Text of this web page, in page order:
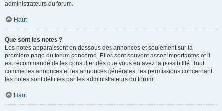
administrateurs du forum.
Haut
Que sont les notes ?
Les notes apparaissent en dessous des annonces et seulement sur la
première page du forum concerné. Elles sont souvent assez importantes et il
est recommandé de les consulter dès que vous en avez la possibilité. Tout
comme les annonces et les annonces générales, les permissions concernant
les notes sont définies par les administrateurs du forum.
Haut